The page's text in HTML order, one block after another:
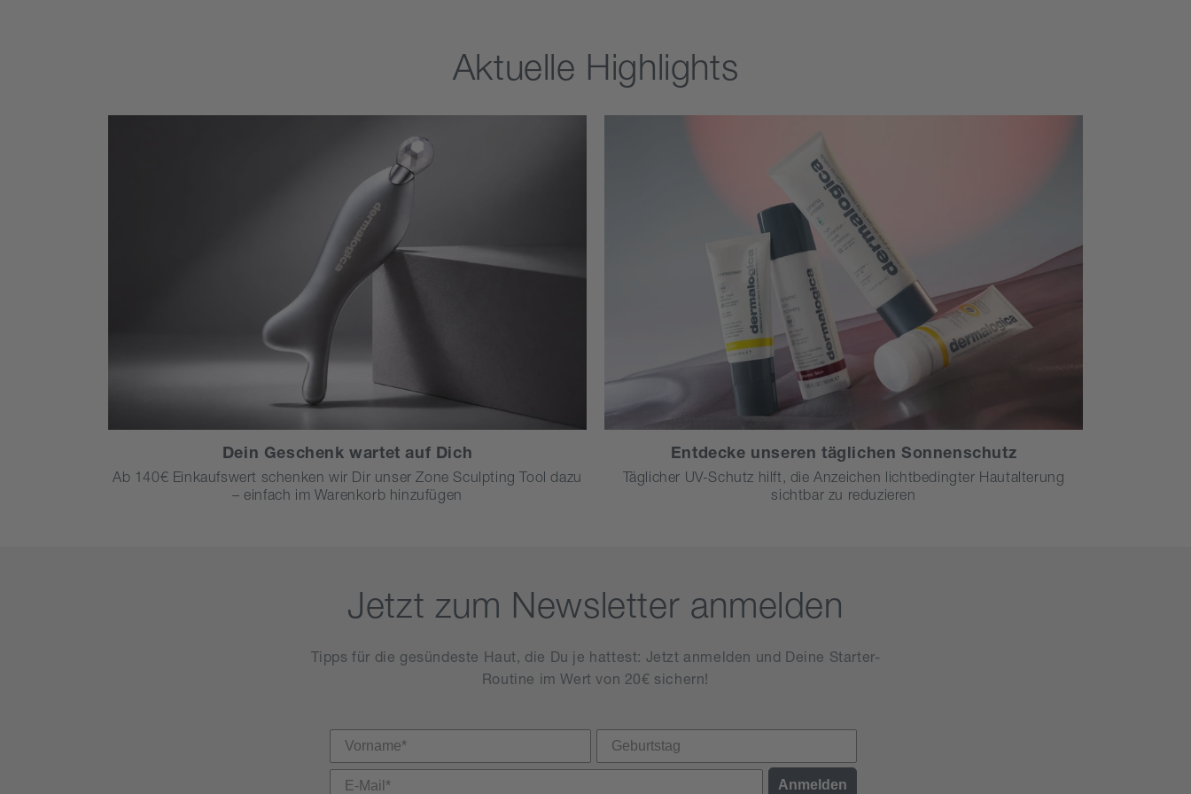
Aktuelle Highlights
Dein Geschenk wartet auf Dich
Ab 140€ Einkaufswert schenken wir Dir unser Zone Sculpting Tool dazu
– einfach im Warenkorb hinzufügen
Entdecke unseren täglichen Sonnenschutz
Täglicher UV-Schutz hilft, die Anzeichen lichtbedingter Hautalterung
sichtbar zu reduzieren
Jetzt zum Newsletter anmelden
Tipps für die gesündeste Haut, die Du je hattest: Jetzt anmelden und Deine Starter-
Routine im Wert von 20€ sichern!
Anmelden